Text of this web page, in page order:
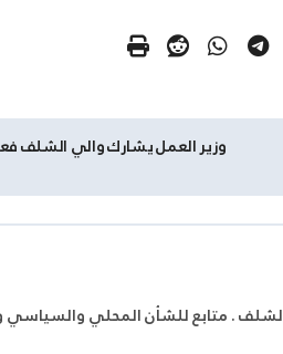
وزير العمل يشارك والي الشلف
. متابع للشأن المحلي والسياسي